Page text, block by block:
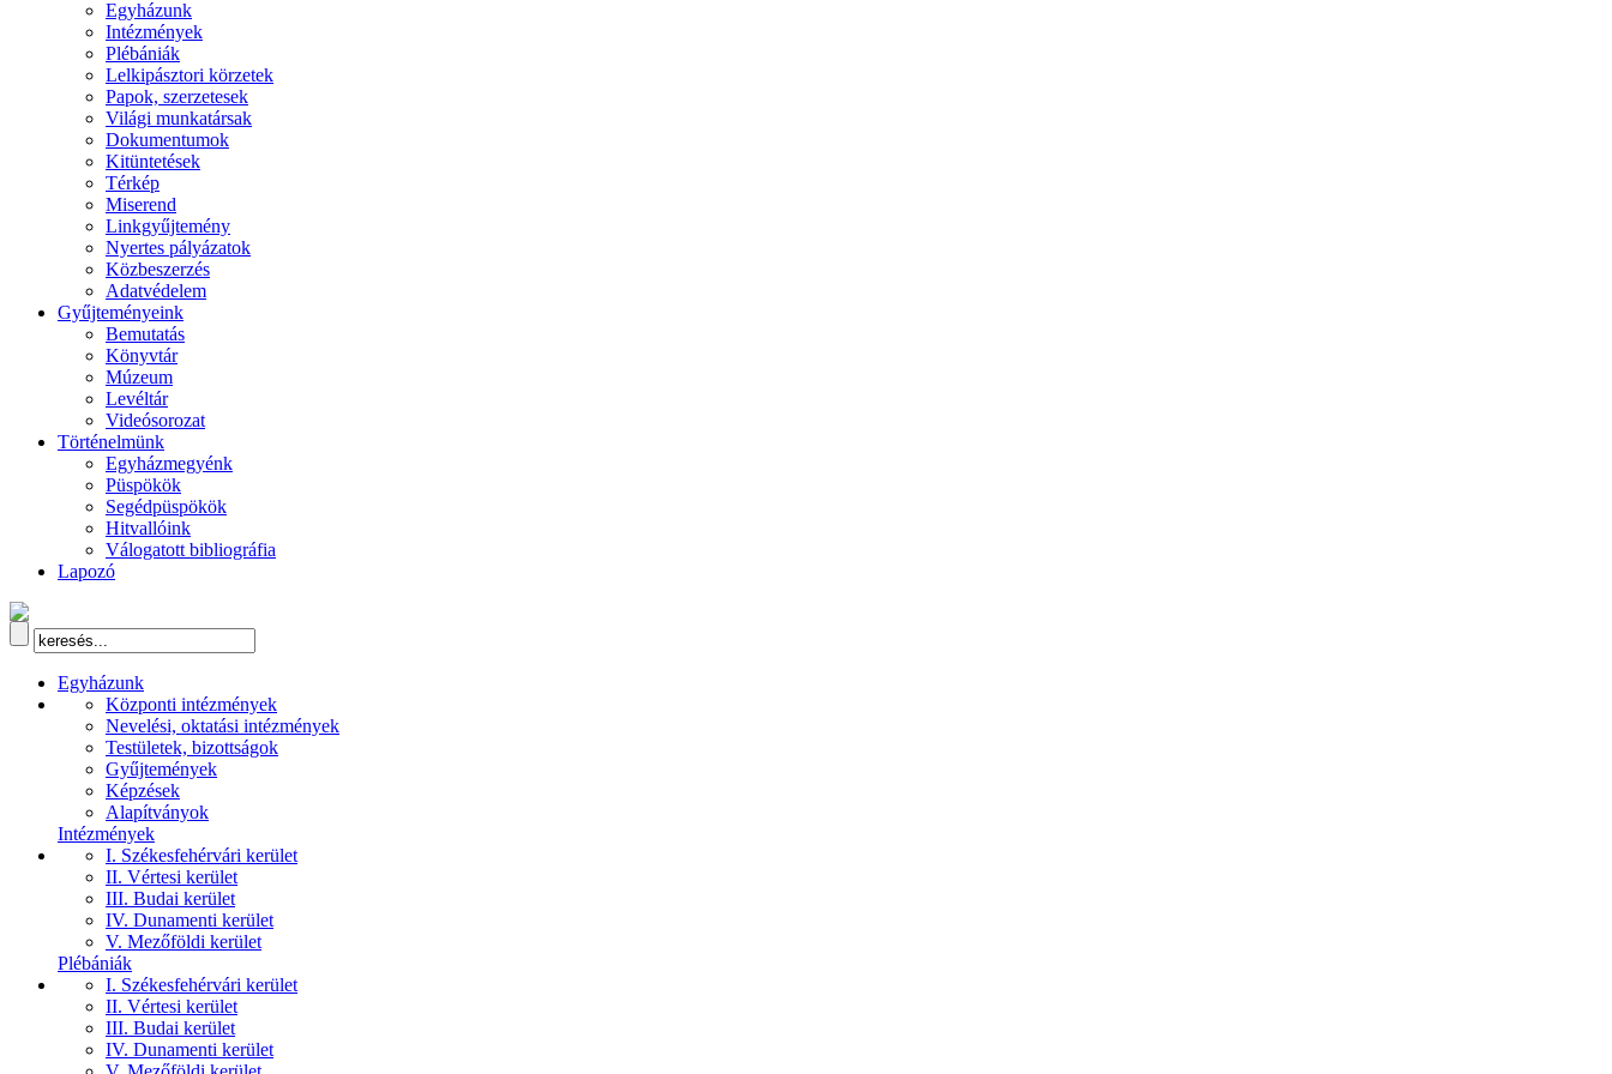
Egyházunk
Intézmények
Plébániák
Lelkipásztori körzetek
Papok, szerzetesek
Világi munkatársak
Dokumentumok
Kitüntetések
Térkép
Miserend
Linkgyűjtemény
Nyertes pályázatok
Közbeszerzés
Adatvédelem
Gyűjteményeink
Bemutatás
Könyvtár
Múzeum
Levéltár
Videósorozat
Történelmünk
Egyházmegyénk
Püspökök
Segédpüspökök
Hitvallóink
Válogatott bibliográfia
Lapozó
Egyházunk
Központi intézmények
Nevelési, oktatási intézmények
Testületek, bizottságok
Gyűjtemények
Képzések
Alapítványok
Intézmények
I. Székesfehérvári kerület
II. Vértesi kerület
III. Budai kerület
IV. Dunamenti kerület
V. Mezőföldi kerület
Plébániák
I. Székesfehérvári kerület
II. Vértesi kerület
III. Budai kerület
IV. Dunamenti kerület